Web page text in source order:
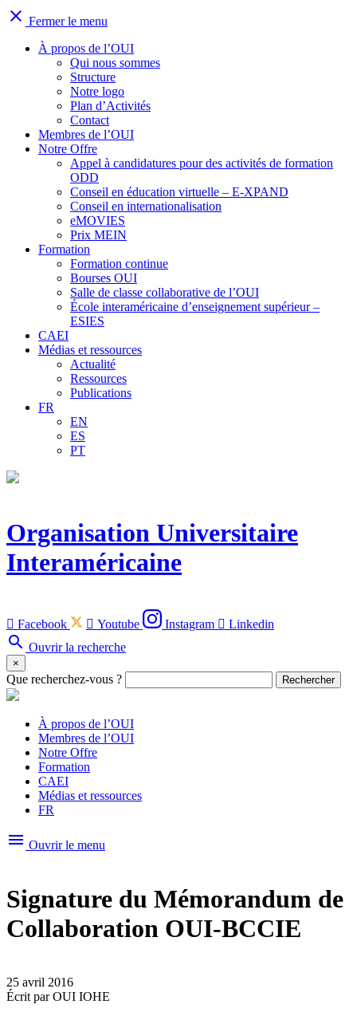
close Fermer le menu
À propos de l’OUI
Qui nous sommes
Structure
Notre logo
Plan d’Activités
Contact
Membres de l’OUI
Notre Offre
Appel à candidatures pour des activités de formation
ODD
Conseil en éducation virtuelle – E-XPAND
Conseil en internationalisation
eMOVIES
Prix MEIN
Formation
Formation continue
Bourses OUI
Salle de classe collaborative de l’OUI
École interaméricaine d’enseignement supérieur –
ESIES
CAEI
Médias et ressources
Actualité
Ressources
Publications
FR
EN
ES
PT
Organisation Universitaire
Interaméricaine
 Facebook  Youtube Instagram  Linkedin
search Ouvrir la recherche
×
Que recherchez-vous ? Rechercher
À propos de l’OUI
Membres de l’OUI
Notre Offre
Formation
CAEI
Médias et ressources
FR
menu Ouvrir le menu
Signature du Mémorandum de
Collaboration OUI-BCCIE
25 avril 2016
Écrit parOUI IOHE